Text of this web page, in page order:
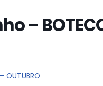
–
OUTUBRO